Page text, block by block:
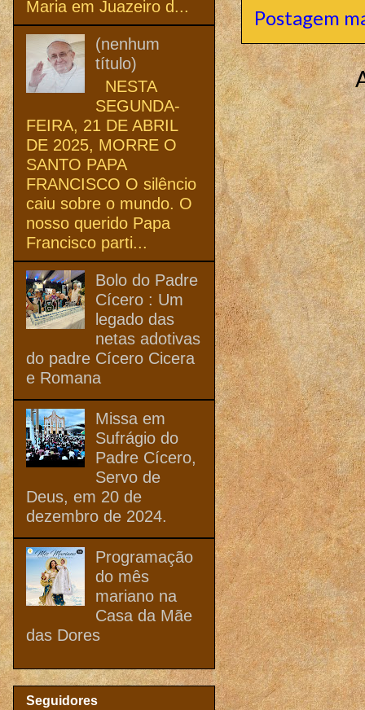
Postagem
Maria em Juazeiro d...
(nenhum
título)
NESTA
SEGUNDA-
FEIRA, 21 DE ABRIL
DE 2025, MORRE O
SANTO PAPA
FRANCISCO O silêncio
caiu sobre o mundo. O
nosso querido Papa
Francisco parti...
Bolo do Padre
Cícero : Um
legado das
netas adotivas
do padre Cícero Cicera
e Romana
Missa em
Sufrágio do
Padre Cícero,
Servo de
Deus, em 20 de
dezembro de 2024.
Programação
do mês
mariano na
Casa da Mãe
das Dores
Seguidores